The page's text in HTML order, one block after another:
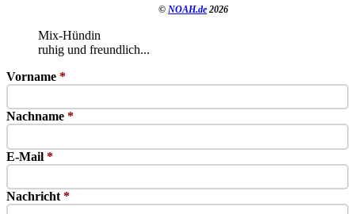
© NOAH.de 2026
Mix-Hündin
ruhig und freundlich...
Vorname *
Nachname *
E-Mail *
Nachricht *